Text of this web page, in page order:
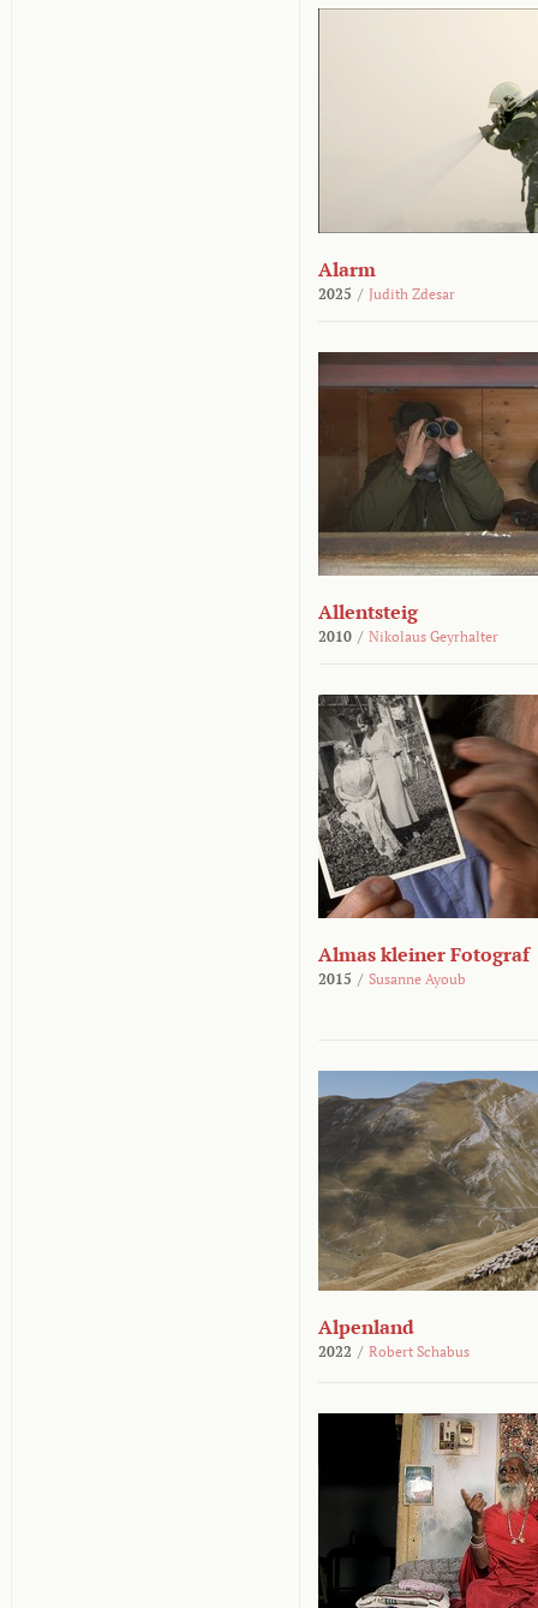
Alarm
2025 / Judith Zdesar
Allentsteig
2010 / Nikolaus Geyrhalter
Almas kleiner Fotograf
2015 / Susanne Ayoub
Alpenland
2022 / Robert Schabus